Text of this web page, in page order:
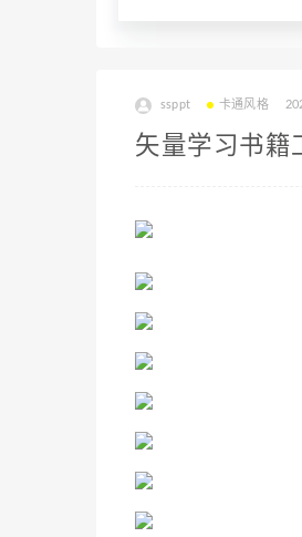
ssppt 卡通风格
矢量学习书籍